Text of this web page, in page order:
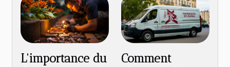
L'importance du
Comment